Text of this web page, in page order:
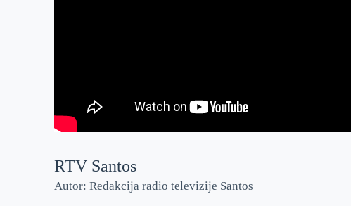
RTV Santos
Autor: Redakcija radio televizije Santos